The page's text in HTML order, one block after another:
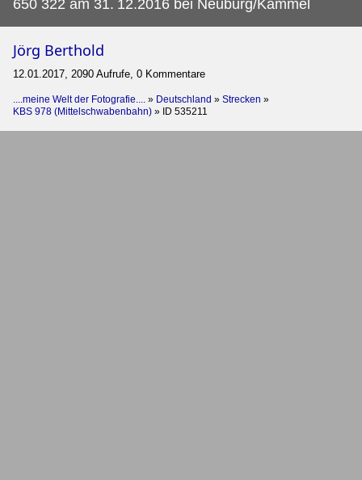
650 322 am 31. 12.2016 bei Neuburg/Kammel
Jörg Berthold
12.01.2017, 2090 Aufrufe, 0 Kommentare
....meine Welt der Fotografie.... » Deutschland » Strecken »
KBS 978 (Mittelschwabenbahn) » ID 535211